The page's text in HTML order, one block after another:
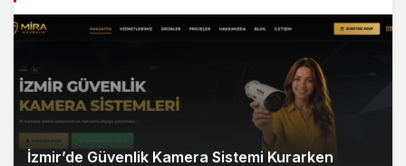
İzmir’de Güvenlik Kamera Sistemi Kurarken